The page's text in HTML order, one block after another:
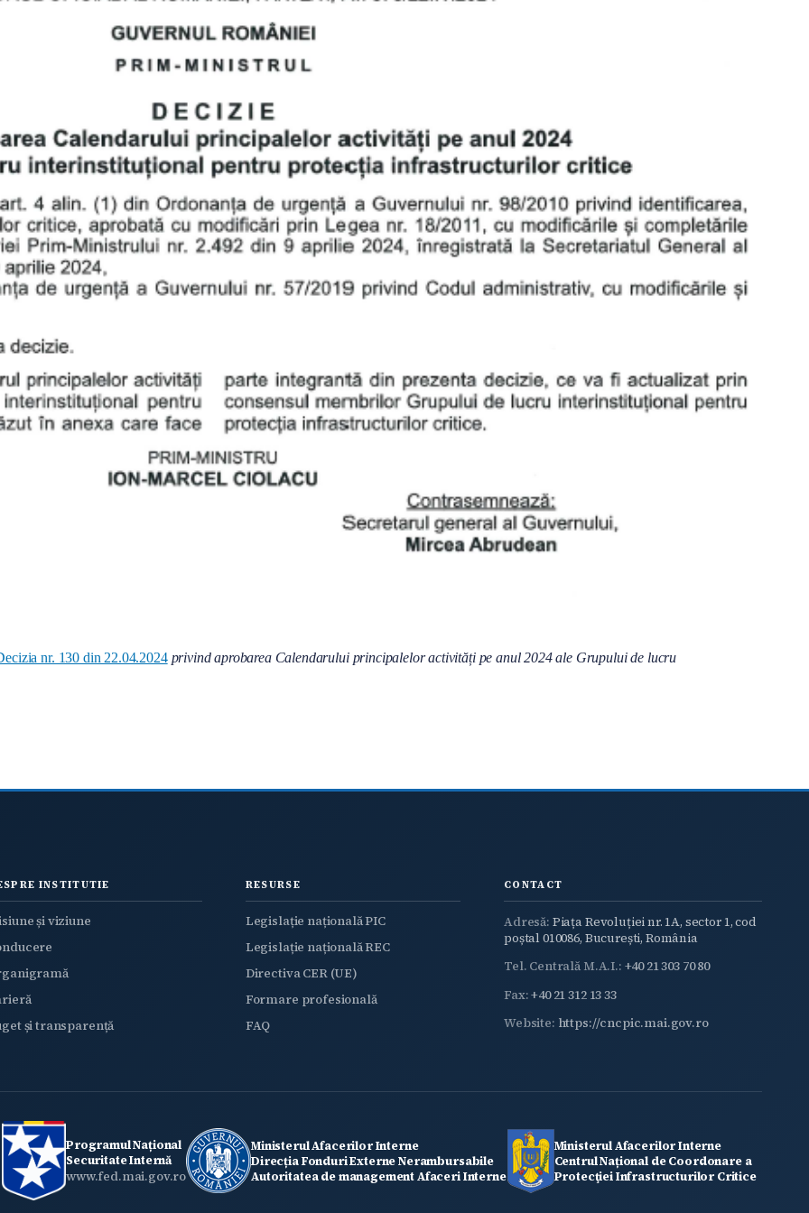
nr. 130 din 22.04.2024 privind aprobarea Calendarului principalelor activități pe anul 2024 ale Grupului de lucru
INSTITUTIE
și viziune
și transparență
RESURSE
Legislație națională PIC
Legislație națională REC
Directiva CER (UE)
Formare profesională
FAQ
CONTACT
Adresă: Piața Revoluției nr. 1A, sector 1, cod
poștal 010086, București, România
Tel. Centrală M.A.I.: +40 21 303 70 80
Fax:+40 21 312 13 33
Website: https://cncpic.mai.gov.ro
Programul Național
Securitate Internă
www.fed.mai.gov.ro
Ministerul Afacerilor Interne
Direcția Fonduri Externe Nerambursabile
Autoritatea de management Afaceri Interne
Ministerul Afacerilor Interne
Centrul Național de Coordonare a
Protecţiei Infrastructurilor Critice